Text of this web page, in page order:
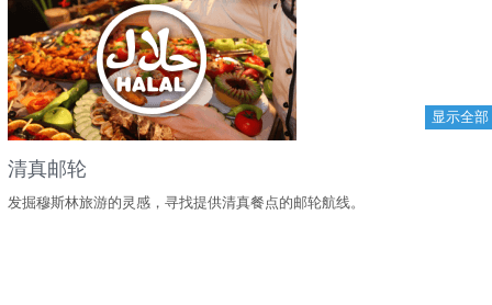
显示全部
清真邮轮
发掘穆斯林旅游的灵感，寻找提供清真餐点的邮轮航线。